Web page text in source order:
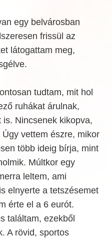
egy belvárosban
frissül az
látogattam meg,
tudtam, mit hol
ruhákat árulnak,
Nincsenek kikopva,
vettem észre, mikor
több ideig bírja, mint
Múltkor egy
leltem, ami
elnyerte a tetszésemet
érte el a 6 eurót.
találtam, ezekből
A rövid, sportos